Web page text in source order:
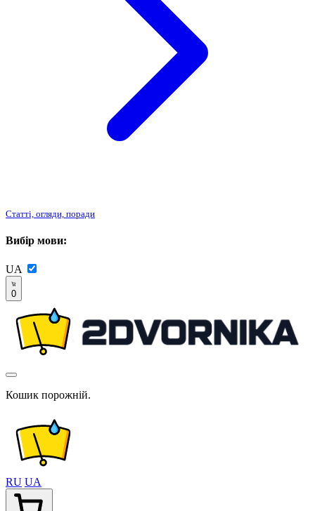
Статті, огляди, поради
Вибір мови:
UA
0
Кошик порожній.
RU UA